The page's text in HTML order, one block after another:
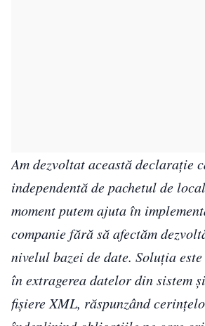
Am dezvoltat această declarație
independentă de pachetul de
moment putem ajuta în
companie fără să afectăm
nivelul bazei de date. Soluția
în extragerea datelor din sistem
fișiere XML, răspunzând